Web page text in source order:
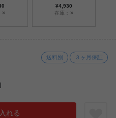
✕
¥4,930
在庫：✕
送料別 ３ヶ月保証
れる